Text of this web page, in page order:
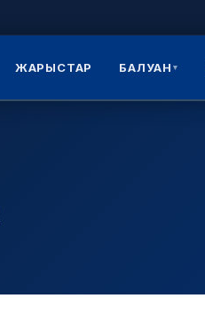
ЖАРЫСТАР БАЛУАН ▾